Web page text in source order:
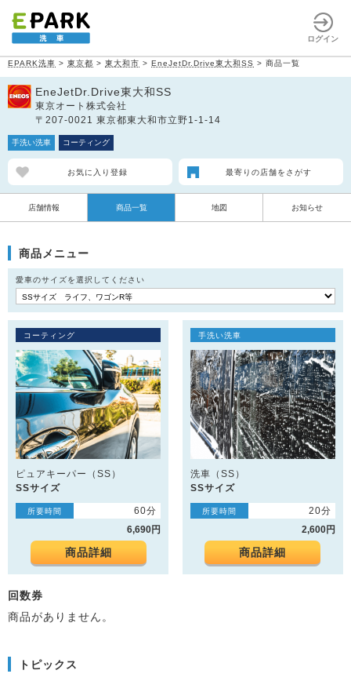
ログイン
EPARK洗車 > 東京都 > 東大和市 > EneJetDr.Drive東大和SS > 商品一覧
EneJetDr.Drive東大和SS
東京オート株式会社
〒207-0021 東京都東大和市立野1-1-14
手洗い洗車 コーティング
お気に入り登録 最寄りの店舗をさがす
店舗情報 商品一覧 地図 お知らせ
商品メニュー
愛車のサイズを選択してください
コーティング
ピュアキーパー（SS）
SSサイズ
所要時間
60分
6,690円
商品詳細
手洗い洗車
洗車（SS）
SSサイズ
所要時間
20分
2,600円
商品詳細
回数券
商品がありません。
トピックス